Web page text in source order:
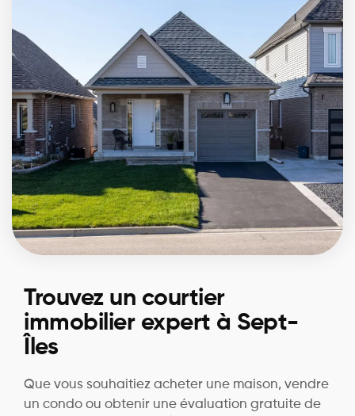
Trouvez un courtier
immobilier expert à Sept-
Îles
Que vous souhaitiez acheter une maison, vendre
un condo ou obtenir une évaluation gratuite de